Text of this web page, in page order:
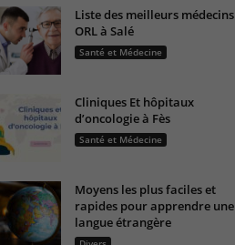
Liste des meilleurs médecins
ORL à Salé
Santé et Médecine
Cliniques Et hôpitaux
d’oncologie à Fès
Santé et Médecine
Moyens les plus faciles et
rapides pour apprendre une
langue étrangère